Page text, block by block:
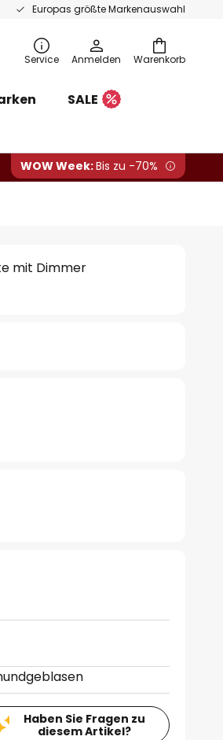
Europas größte Markenauswahl
Warenkorb
Service Anmelden
SALE
WOW Week:Bis zu -70%
mit Dimmer
Haben Sie Fragen zu
diesem Artikel?